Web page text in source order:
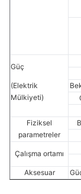
Güç
(Elektrik
Mülkiyeti)
Fiziksel
parametreler
Çalışma ortamı
Aksesuar